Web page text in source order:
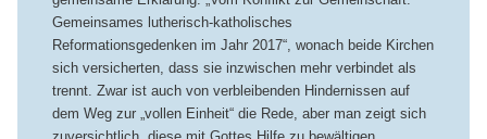
Gemeinsames lutherisch-katholisches
Reformationsgedenken im Jahr 2017“, wonach beide Kirchen
sich versicherten, dass sie inzwischen mehr verbindet als
trennt. Zwar ist auch von verbleibenden Hindernissen auf
dem Weg zur „vollen Einheit“ die Rede, aber man zeigt sich